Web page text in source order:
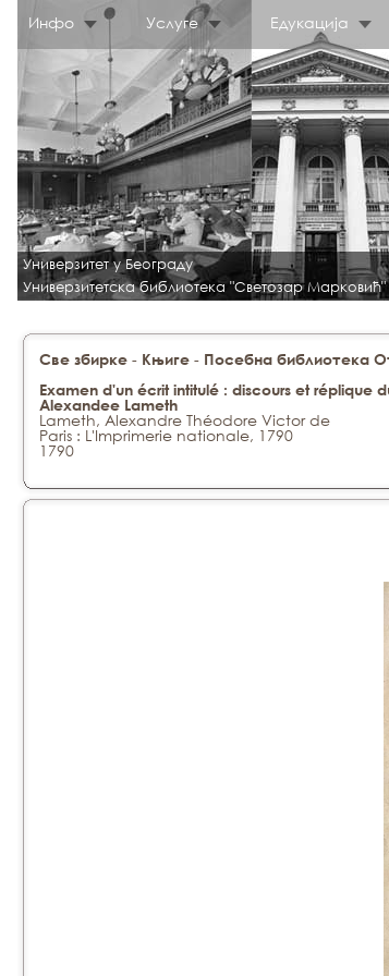
Инфо Услуге Едукација
Универзитет у Београду
Универзитетска библиотека "Светозар Марковић"
Све збирке - Књиге - Посебна библиотека
Examen d'un écrit intitulé : discours et réplique
Alexandee Lameth
Lameth, Alexandre Théodore Victor de
Paris : L'Imprimerie nationale, 1790
1790